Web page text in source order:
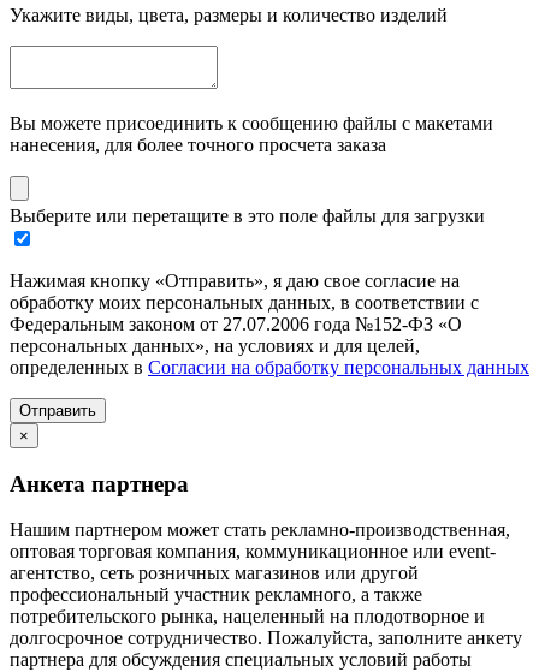
Укажите виды, цвета, размеры и количество изделий
Вы можете присоединить к сообщению файлы с макетами
нанесения, для более точного просчета заказа
Выберите или перетащите в это поле файлы для загрузки
Нажимая кнопку «Отправить», я даю свое согласие на
обработку моих персональных данных, в соответствии с
Федеральным законом от 27.07.2006 года №152-ФЗ «О
персональных данных», на условиях и для целей,
определенных в Согласии на обработку персональных данных
Отправить
×
Анкета партнера
Нашим партнером может стать рекламно-производственная,
оптовая торговая компания, коммуникационное или event-
агентство, сеть розничных магазинов или другой
профессиональный участник рекламного, а также
потребительского рынка, нацеленный на плодотворное и
долгосрочное сотрудничество. Пожалуйста, заполните анкету
партнера для обсуждения специальных условий работы